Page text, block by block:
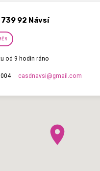
739 92 Návsí
od 9 hodin ráno
casdnavsi​@gmail.com